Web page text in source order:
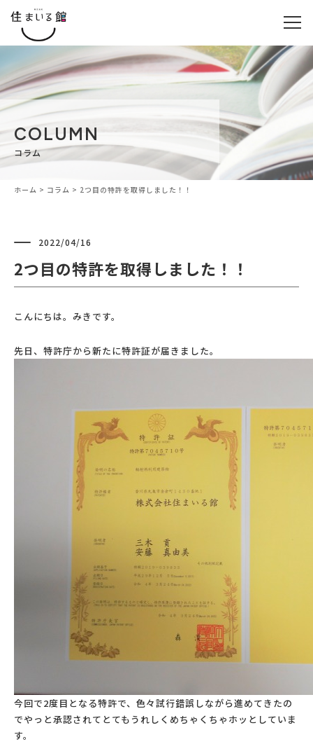
COLUMN
コラム
ホーム > コラム > 2つ目の特許を取得しました！！
2022/04/16
2つ目の特許を取得しました！！
こんにちは。みきです。
先日、特許庁から新たに特許証が届きました。
今回で2度目となる特許で、色々試行錯誤しながら進めてきたの
でやっと承認されてとてもうれしくめちゃくちゃホッとしていま
す。